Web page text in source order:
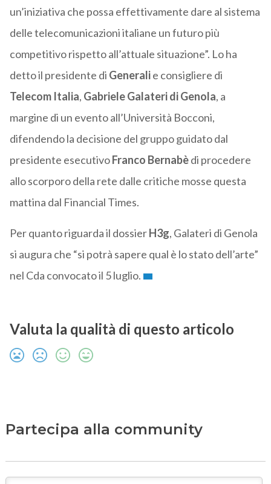
un’iniziativa che possa effettivamente dare al sistema
delle telecomunicazioni italiane un futuro più
competitivo rispetto all’attuale situazione”. Lo ha
detto il presidente di Generalie consigliere di
Telecom Italia, Gabriele Galateri di Genola, a
margine di un evento all’Università Bocconi,
difendendo la decisione del gruppo guidato dal
presidente esecutivoFranco Bernabèdi procedere
allo scorporo della rete dalle critiche mosse questa
mattina dal Financial Times.
Per quanto riguarda il dossierH3g, Galateri di Genola
si augura che “si potrà sapere qual è lo stato dell’arte”
nel Cda convocato il 5 luglio.
Valuta la qualità di questo articolo
Partecipa alla community